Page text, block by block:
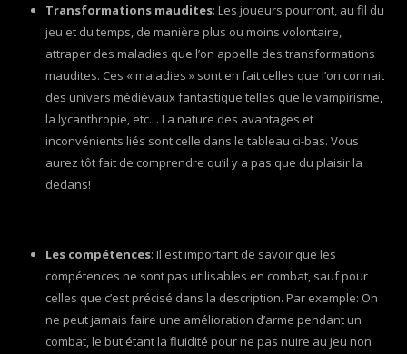
Transformations maudites: Les joueurs pourront, au fil du
jeu et du temps, de manière plus ou moins volontaire,
attraper des maladies que l’on appelle des transformations
maudites. Ces « maladies » sont en fait celles que l’on connait
des univers médiévaux fantastique telles que le vampirisme,
la lycanthropie, etc… La nature des avantages et
inconvénients liés sont celle dans le tableau ci-bas. Vous
aurez tôt fait de comprendre qu’il y a pas que du plaisir la
dedans!
Les compétences: Il est important de savoir que les
compétences ne sont pas utilisables en combat, sauf pour
celles que c’est précisé dans la description. Par exemple: On
ne peut jamais faire une amélioration d’arme pendant un
combat, le but étant la fluidité pour ne pas nuire au jeu non